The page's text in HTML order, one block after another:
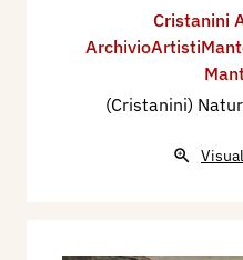
Cristanini
(Cristanini)